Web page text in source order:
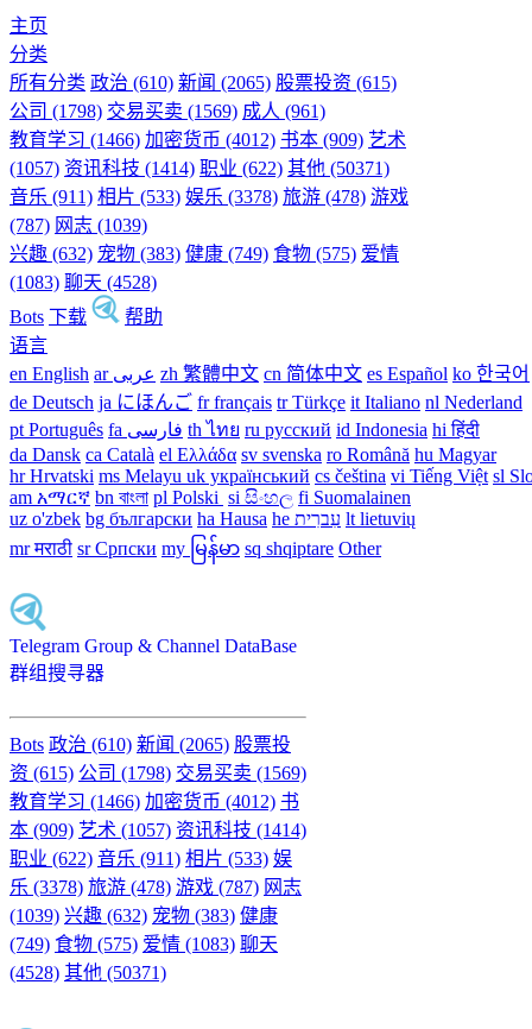
主页
分类
所有分类 政治 (610) 新闻 (2065) 股票投资 (615)
公司 (1798) 交易买卖 (1569) 成人 (961)
教育学习 (1466) 加密货币 (4012) 书本 (909) 艺术
(1057) 资讯科技 (1414) 职业 (622) 其他 (50371)
音乐 (911) 相片 (533) 娱乐 (3378) 旅游 (478) 游戏
(787) 网志 (1039)
兴趣 (632) 宠物 (383) 健康 (749) 食物 (575) 爱情
(1083) 聊天 (4528)
Bots 下载
帮助
语言
en English
ar عربى zh 繁體中文 cn 简体中文 es Español ko 한국어
de Deutsch ja にほんご fr français tr Türkçe it Italiano nl Nederland
pt Português
th ไทย ru русский id Indonesia hi हिंदी
da Dansk‎ ca Català el Ελλάδα sv svenska ro Română hu Magyar
hr Hrvatski ms Melayu uk український‎ cs čeština‎ vi Tiếng Việt sl
am አማርኛ bn বাংলা pl Polski ‎ si සිංහල fi Suomalainen
uz o'zbek bg български ha Hausa‎ he עִברִית lt lietuvių
mr मराठी sr Српски my မြန်မာ sq shqiptare Other
Telegram Group & Channel DataBase
群组搜寻器
Bots 政治 (610) 新闻 (2065) 股票投
资 (615) 公司 (1798) 交易买卖 (1569)
教育学习 (1466) 加密货币 (4012) 书
本 (909) 艺术 (1057) 资讯科技 (1414)
职业 (622) 音乐 (911) 相片 (533) 娱
乐 (3378) 旅游 (478) 游戏 (787) 网志
(1039) 兴趣 (632) 宠物 (383) 健康
(749) 食物 (575) 爱情 (1083) 聊天
(4528) 其他 (50371)